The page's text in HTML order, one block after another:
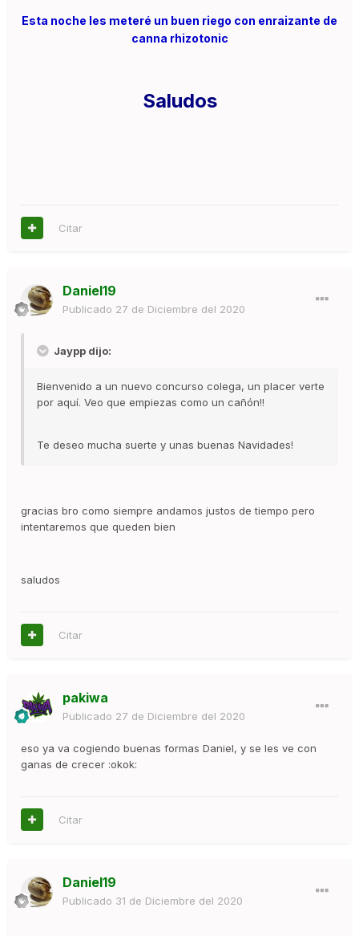
Esta noche les meteré un buen riego con enraizante de
canna rhizotonic
Saludos
Citar
Daniel19
Publicado 27 de Diciembre del 2020
Jaypp dijo:
Bienvenido a un nuevo concurso colega, un placer verte
por aquí. Veo que empiezas como un cañón!!
Te deseo mucha suerte y unas buenas Navidades!
gracias bro como siempre andamos justos de tiempo pero
intentaremos que queden bien
saludos
Citar
pakiwa
Publicado 27 de Diciembre del 2020
eso ya va cogiendo buenas formas Daniel, y se les ve con
ganas de crecer :okok:
Citar
Daniel19
Publicado 31 de Diciembre del 2020